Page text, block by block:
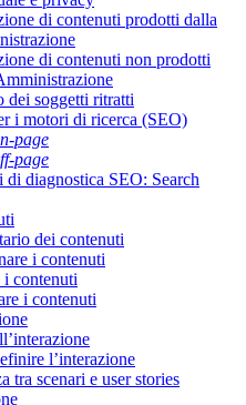
di contenuti prodotti dalla
di contenuti non prodotti
dei soggetti ritratti
i motori di ricerca (SEO)
page
page
di diagnostica SEO: Search
dei contenuti
i contenuti
contenuti
i contenuti
l’interazione
tra scenari e user stories